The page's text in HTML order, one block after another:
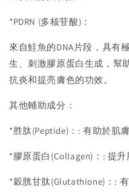
*PDRN (多核苷酸)：
來自鮭魚的DNA片段，具有
生、刺激膠原蛋白生成，幫
抗炎和提亮膚色的功效。
其他輔助成分：
*胜肽(Peptide)：: 有助於肌
*膠原蛋白(Collagen)：: 提
*穀胱甘肽(Glutathione)：: